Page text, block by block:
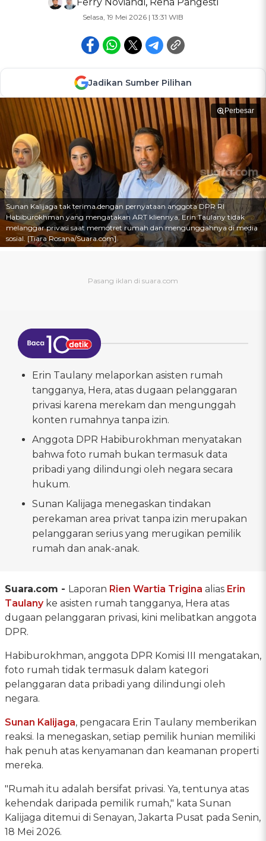
Selasa, 19 Mei 2026 | 13:31 WIB
Jadikan Sumber Pilihan
Perbesar
Sunan Kalijaga tak terima dengan pernyataan anggota DPR RI
Habiburokhman yang mengatakan ART kliennya, Erin Taulany tidak
melanggar privasi saat memotret rumah dan mengunggahnya di media
sosial. [Tiara Rosana/Suara.com]
Erin Taulany melaporkan asisten rumah
tangganya, Hera, atas dugaan pelanggaran
privasi karena merekam dan mengunggah
konten rumahnya tanpa izin.
Anggota DPR Habiburokhman menyatakan
bahwa foto rumah bukan termasuk data
pribadi yang dilindungi oleh negara secara
hukum.
Sunan Kalijaga menegaskan tindakan
perekaman area privat tanpa izin merupakan
pelanggaran serius yang merugikan pemilik
rumah dan anak-anak.
Suara.com - Laporan Rien Wartia Trigina alias Erin
Taulanyke asisten rumah tangganya, Hera atas
dugaan pelanggaran privasi, kini melibatkan anggota
DPR.
Habiburokhman, anggota DPR Komisi III mengatakan,
foto rumah tidak termasuk dalam kategori
pelanggaran data pribadi yang dilindungi oleh
negara.
Sunan Kalijaga, pengacara Erin Taulany memberikan
reaksi. Ia menegaskan, setiap pemilik hunian memiliki
hak penuh atas kenyamanan dan keamanan properti
mereka.
"Rumah itu adalah bersifat privasi. Ya, tentunya atas
kehendak daripada pemilik rumah," kata Sunan
Kalijaga ditemui di Senayan, Jakarta Pusat pada Senin,
18 Mei 2026.